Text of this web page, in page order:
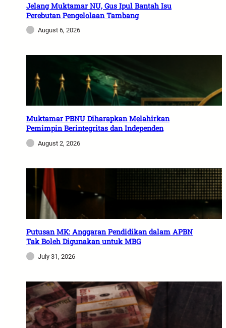
Jelang Muktamar NU, Gus Ipul Bantah Isu
Perebutan Pengelolaan Tambang
August 6, 2026
Muktamar PBNU Diharapkan Melahirkan
Pemimpin Berintegritas dan Independen
August 2, 2026
Putusan MK: Anggaran Pendidikan dalam APBN
Tak Boleh Digunakan untuk MBG
July 31, 2026